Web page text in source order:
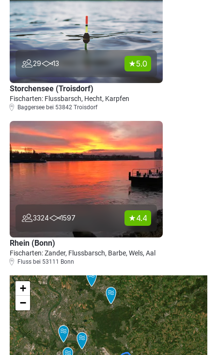
29 13 5.0
Storchensee (Troisdorf)
Fischarten: Flussbarsch, Hecht, Karpfen
Baggersee bei 53842 Troisdorf
3324 1597 4.4
Rhein (Bonn)
Fischarten: Zander, Flussbarsch, Barbe, Wels, Aal
Fluss bei 53111 Bonn
+
−